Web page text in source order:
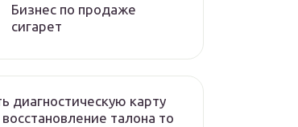
Бизнес по продаже
сигарет
диагностическую карту
талона то